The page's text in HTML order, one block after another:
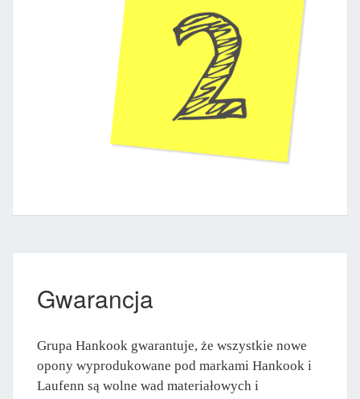
Gwarancja
Grupa Hankook gwarantuje, że wszystkie nowe
opony wyprodukowane pod markami Hankook i
Laufenn są wolne wad materiałowych i